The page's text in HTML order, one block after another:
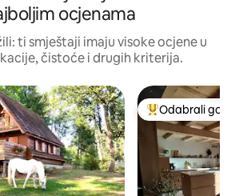
ocjenama
ti smještaji imaju visoke ocjene u
čistoće i drugih kriterija.
Među najviše
Odabrali gosti